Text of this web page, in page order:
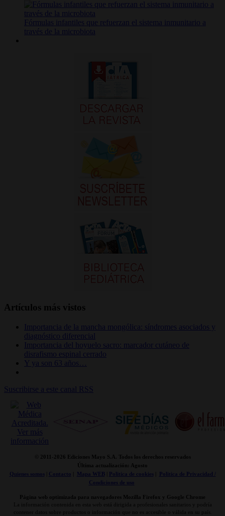
Fórmulas infantiles que refuerzan el sistema inmunitario a
través de la microbiota
Artículos más vistos
Importancia de la mancha mongólica: síndromes asociados y
diagnóstico diferencial
Importancia del hoyuelo sacro: marcador cutáneo de
disrafismo espinal cerrado
Y ya son 63 años…
Suscribirse a este canal RSS
© 2011- 2026 Ediciones Mayo S.A. Todos los derechos reservados
Última actualización: Agosto
Quienes somos| Contacto Mapa WEB| Politica de cookies|
Politica de Privacidad /
Condiciones de uso
Página web optimizada para navegadores Mozilla Firefox y Google Chrome
La información contenida en esta web está dirigida a profesionales sanitarios y podría
contener datos sobre productos o información que no es accesible o válida en su país.